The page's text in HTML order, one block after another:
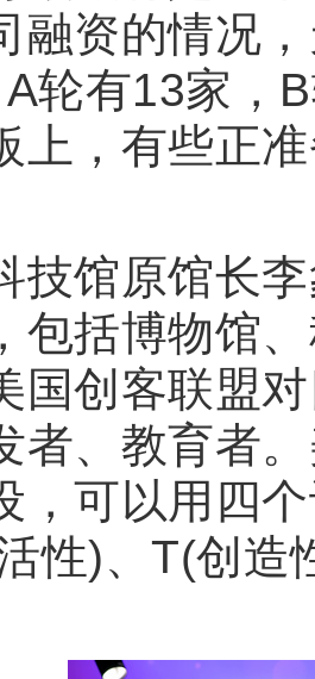
融资的情况
轮有13家，
上，有些正
馆原馆长李
包括博物馆
国创客联盟
者、教育者
，可以用四
性)、T(创造